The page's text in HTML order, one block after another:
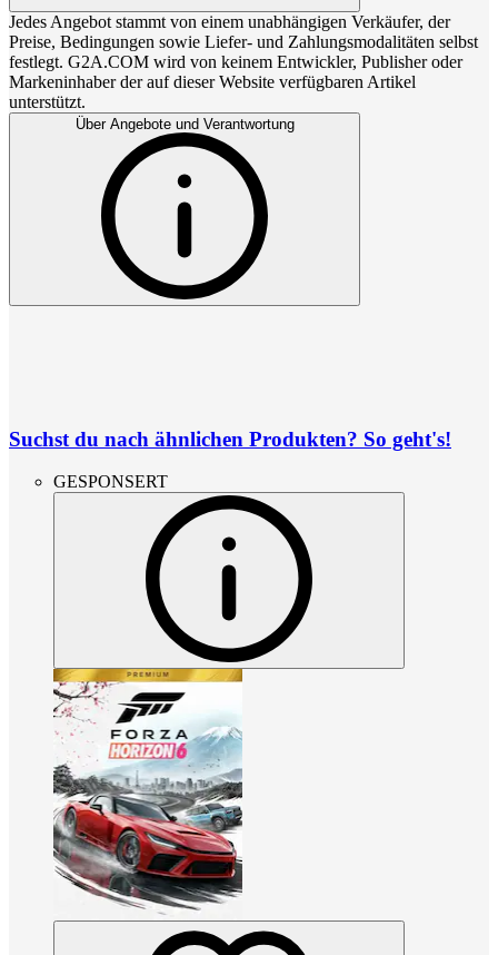
Jedes Angebot stammt von einem unabhängigen Verkäufer, der
Preise, Bedingungen sowie Liefer- und Zahlungsmodalitäten selbst
festlegt. G2A.COM wird von keinem Entwickler, Publisher oder
Markeninhaber der auf dieser Website verfügbaren Artikel
unterstützt.
Über Angebote und Verantwortung
Suchst du nach ähnlichen Produkten? So geht's!
GESPONSERT